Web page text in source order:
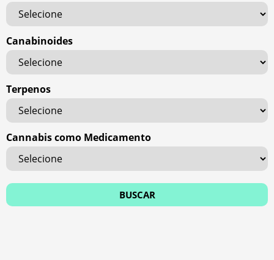
Canabinoides
Terpenos
Cannabis como Medicamento